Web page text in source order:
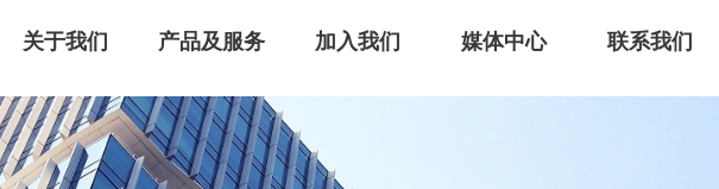
关于我们 产品及服务 加入我们 媒体中心 联系我们